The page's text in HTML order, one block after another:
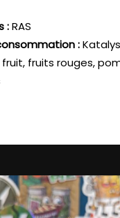
:RAS
:
fruit, fruits rouges,